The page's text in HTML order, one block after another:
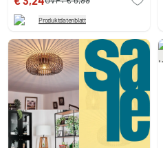
Produktdatenblatt